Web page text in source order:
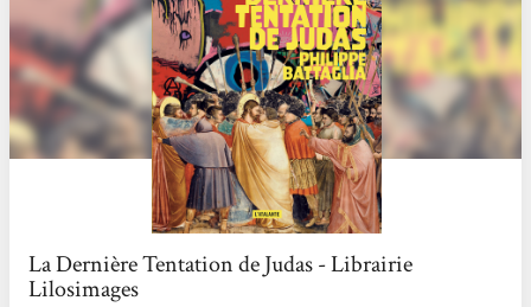
La Dernière Tentation de Judas - Librairie
Lilosimages